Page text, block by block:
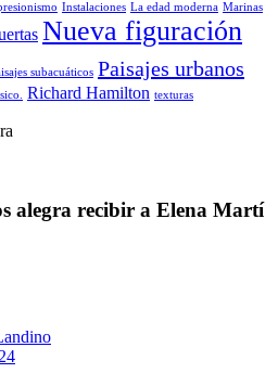
Instalaciones La edad moderna Marinas
Nueva figuración
subacuáticos Paisajes urbanos
Richard Hamilton texturas
alegra recibir a Elena Martí